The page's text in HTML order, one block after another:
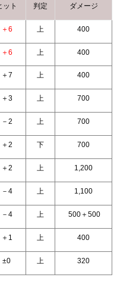
ット 判定 ダメージ
＋6 上 400
＋6 上 400
＋7 上 400
＋3 上 700
－2 上 700
＋2 下 700
＋2 上 1,200
－4 上 1,100
－4 上 500＋500
＋1 上 400
±0 上 320